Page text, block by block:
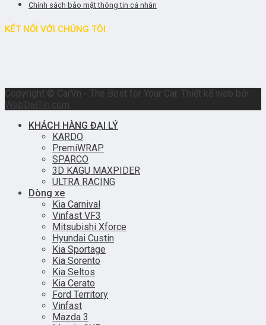
Chính sách bảo mật thông tin cá nhân
KẾT NỐI VỚI CHÚNG TÔI
Copyright © CarVn - The Best for Your Car. Thiết kế web bởi
WebDaiTin.com
KHÁCH HÀNG ĐẠI LÝ
KARDO
PremiWRAP
SPARCO
3D KAGU MAXPIDER
ULTRA RACING
Dòng xe
Kia Carnival
Vinfast VF3
Mitsubishi Xforce
Hyundai Custin
Kia Sportage
Kia Sorento
Kia Seltos
Kia Cerato
Ford Territory
Vinfast
Mazda 3